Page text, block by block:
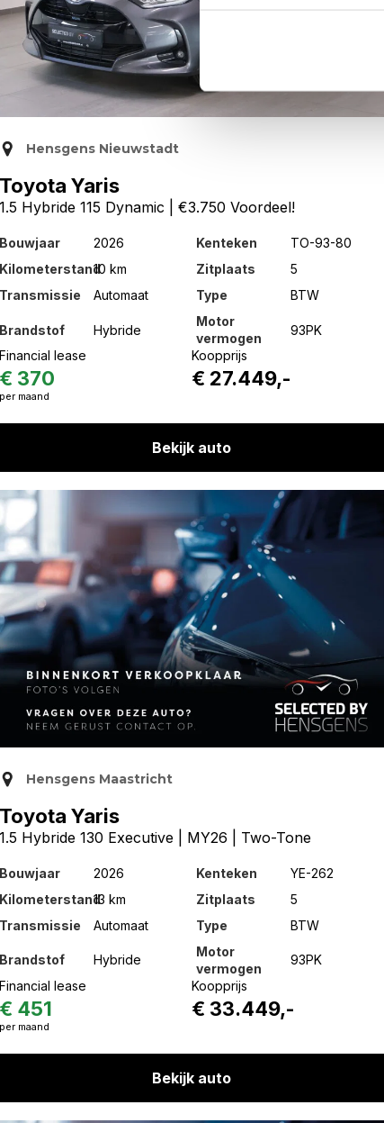
Hensgens Nieuwstadt
Toyota Yaris
1.5 Hybride 115 Dynamic | €3.750 Voordeel!
Bouwjaar 2026 Kenteken
TO-93-80
Kilometerstand10 km Zitplaats
5
Transmissie
Automaat Type BTW
Brandstof Hybride
Motor
vermogen
93PK
Financial lease
€ 370
per maand
Koopprijs
€ 27.449,-
Bekijk auto
Hensgens Maastricht
Toyota Yaris
1.5 Hybride 130 Executive | MY26 | Two-Tone
Bouwjaar 2026 Kenteken
YE-262
Kilometerstand13 km Zitplaats
5
Transmissie
Automaat Type BTW
Brandstof Hybride
Motor
vermogen
93PK
Financial lease
€ 451
per maand
Koopprijs
€ 33.449,-
Bekijk auto